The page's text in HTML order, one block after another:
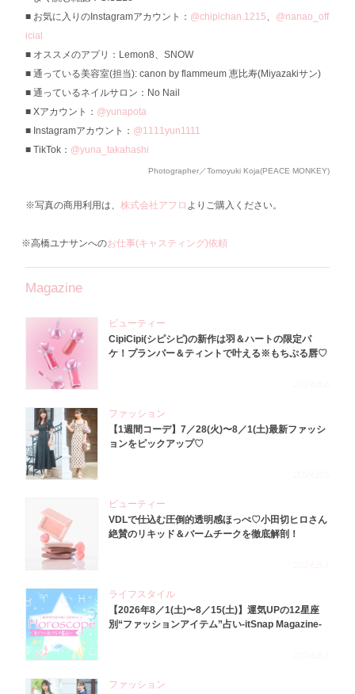
お気に入りのInstagramアカウント： @chipichan.1215、 @nanao_off
icial
オススメのアプリ：Lemon8、SNOW
通っている美容室(担当): canon by flammeum 恵比寿(Miyazakiサン)
通っているネイルサロン：No Nail
Xアカウント： @yunapota
Instagramアカウント： @1111yun1111
TikTok： @yuna_takahashi
Photographer／Tomoyuki Koja(PEACE MONKEY)
※写真の商用利用は、 株式会社アフロ よりご購入ください。
※高橋ユナサンへのお仕事(キャスティング)依頼
Magazine
ビューティー
CipiCipi(シピシピ)の新作は羽＆ハートの限定パ
ケ！プランパー＆ティントで叶える※もちぷる唇♡
ファッション
【1週間コーデ】7／28(火)〜8／1(土)最新ファッシ
ョンをピックアップ♡
ビューティー
VDLで仕込む圧倒的透明感ほっぺ♡小田切ヒロさん
絶賛のリキッド＆バームチークを徹底解剖！
ライフスタイル
【2026年8／1(土)〜8／15(土)】運気UPの12星座
別“ファッションアイテム”占い-itSnap Magazine-
ファッション